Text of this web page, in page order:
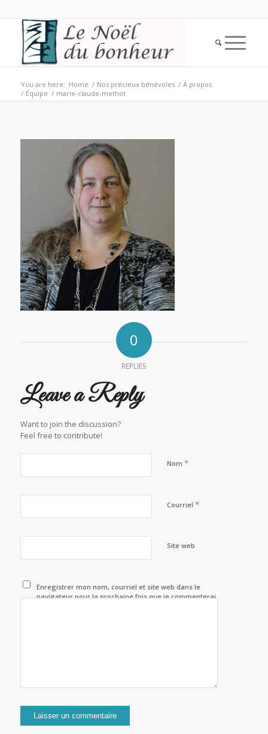
You are here: Home / Nos précieux bénévoles / À propos
/ Équipe / marie-claude-methot
0
REPLIES
Leave a Reply
Want to join the discussion?
Feel free to contribute!
Nom *
Courriel *
Site web
Enregistrer mon nom, courriel et site web dans le
navigateur pour la prochaine fois que je commenterai.